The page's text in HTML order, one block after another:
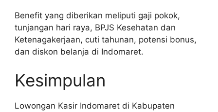
Benefit yang diberikan meliputi gaji pokok,
tunjangan hari raya, BPJS Kesehatan dan
Ketenagakerjaan, cuti tahunan, potensi bonus,
dan diskon belanja di Indomaret.
Kesimpulan
Lowongan Kasir Indomaret di Kabupaten